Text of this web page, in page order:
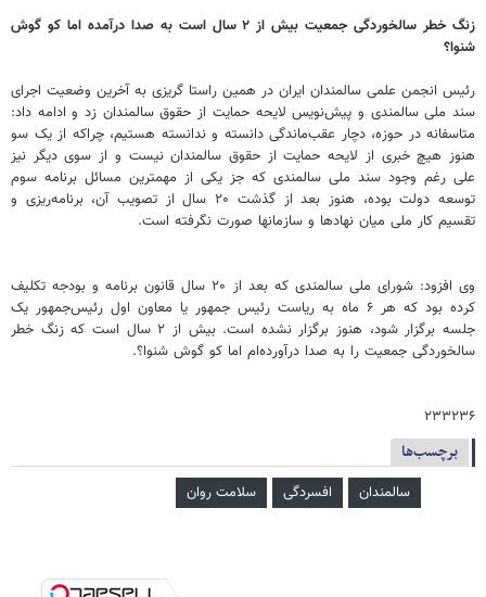
زنگ خطر سالخوردگی جمعیت بیش از ۲ سال است به صدا درآمده اما کو گوش
شنوا؟
رئیس انجمن علمی سالمندان ایران در همین راستا گریزی به آخرین وضعیت اجرای
سند ملی سالمندی و پیش‌نویس لایحه‌ حمایت از حقوق سالمندان زد و ادامه داد:
متاسفانه در حوزه، دچار عقب‌ماندگی دانسته و ندانسته هستیم، چراکه از یک سو
هنوز هیچ خبری از لایحه‌ حمایت از حقوق سالمندان نیست و از سوی دیگر نیز
علی رغم وجود سند ملی سالمندی که جز یکی از مهمترین مسائل برنامه سوم
توسعه دولت بوده، هنوز بعد از گذشت ۲۰ سال از تصویب آن، برنامه‌ریزی و
تقسیم کار ملی میان نهادها و سازمانها صورت نگرفته است.
وی افزود: شورای ملی سالمندی که بعد از ۲۰ سال قانون برنامه و بودجه تکلیف
کرده بود که هر ۶ ماه به ریاست رئیس جمهور یا معاون اول رئیس‌جمهور یک
جلسه برگزار شود، هنوز برگزار نشده است. بیش از ۲ سال است که زنگ خطر
سالخوردگی جمعیت را به صدا درآورده‌ام اما کو گوش شنوا؟.
۲۳۳۲۳۶
برچسب‌ها
سالمندان افسردگی سلامت روان